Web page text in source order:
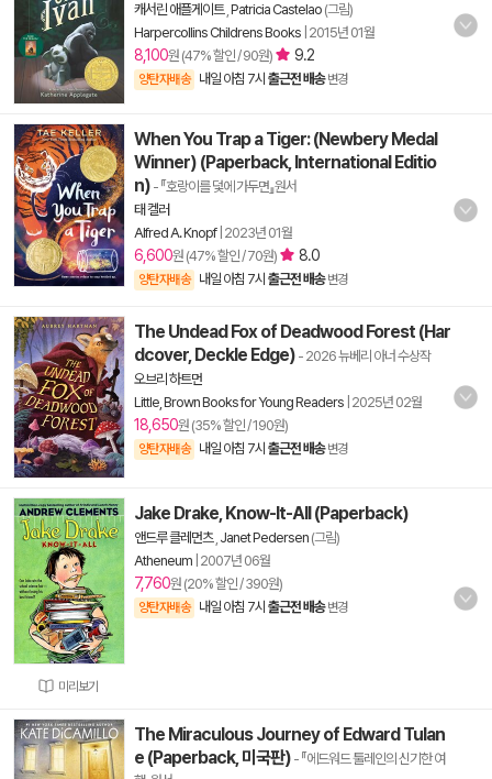
캐서린 애플게이트, Patricia Castelao (그림)
Harpercollins Childrens Books 2015년 01월
8,100원 (47% 할인 / 90원) 9.2
양탄자배송 내일 아침 7시 출근전 배송 변경
When You Trap a Tiger: (Newbery Medal
Winner) (Paperback, International Editio
n) - 『호랑이를 덫에 가두면』원서
태 켈러
Alfred A. Knopf| 2023년 01월
6,600원 (47% 할인 / 70원) 8.0
양탄자배송 내일 아침 7시 출근전 배송 변경
The Undead Fox of Deadwood Forest (Har
dcover, Deckle Edge) - 2026 뉴베리 아너 수상작
오브리 하트먼
Little, Brown Books for Young Readers 2025년 02월
18,650원 (35% 할인 / 190원)
양탄자배송 내일 아침 7시 출근전 배송 변경
미리보기
Jake Drake, Know-It-All (Paperback)
앤드루 클레먼츠, Janet Pedersen (그림)
Atheneum 2007년 06월
7,760원 (20% 할인 / 390원)
양탄자배송 내일 아침 7시 출근전 배송 변경
The Miraculous Journey of Edward Tulan
e (Paperback, 미국판) - 『에드워드 툴레인의 신기한 여